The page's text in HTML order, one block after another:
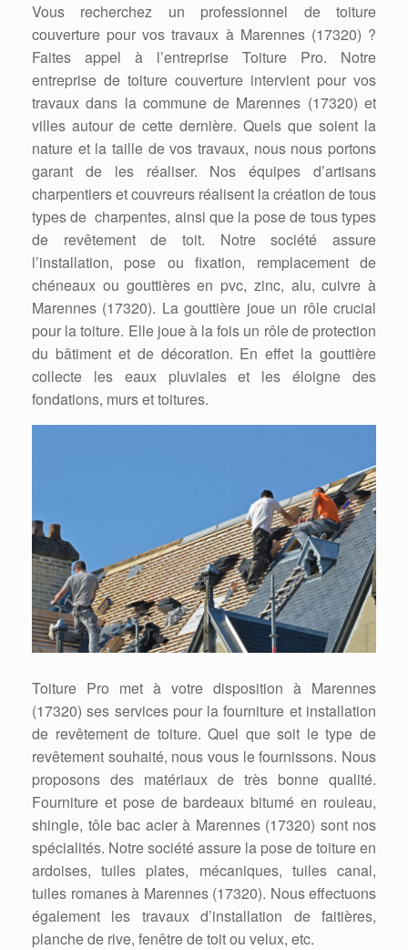
Vous recherchez un professionnel de toiture
couverture pour vos travaux à Marennes (17320) ?
Faites appel à l’entreprise Toiture Pro. Notre
entreprise de toiture couverture intervient pour vos
travaux dans la commune de Marennes (17320) et
villes autour de cette dernière. Quels que soient la
nature et la taille de vos travaux, nous nous portons
garant de les réaliser. Nos équipes d’artisans
charpentiers et couvreurs réalisent la création de tous
types de charpentes, ainsi que la pose de tous types
de revêtement de toit. Notre société assure
l’installation, pose ou fixation, remplacement de
chéneaux ou gouttières en pvc, zinc, alu, cuivre à
Marennes (17320). La gouttière joue un rôle crucial
pour la toiture. Elle joue à la fois un rôle de protection
du bâtiment et de décoration. En effet la gouttière
collecte les eaux pluviales et les éloigne des
fondations, murs et toitures.
Toiture Pro met à votre disposition à Marennes
(17320) ses services pour la fourniture et installation
de revêtement de toiture. Quel que soit le type de
revêtement souhaité, nous vous le fournissons. Nous
proposons des matériaux de très bonne qualité.
Fourniture et pose de bardeaux bitumé en rouleau,
shingle, tôle bac acier à Marennes (17320) sont nos
spécialités. Notre société assure la pose de toiture en
ardoises, tuiles plates, mécaniques, tuiles canal,
tuiles romanes à Marennes (17320). Nous effectuons
également les travaux d’installation de faitières,
planche de rive, fenêtre de toit ou velux, etc.